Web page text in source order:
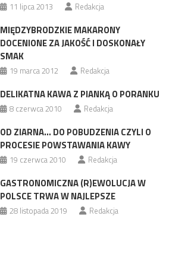
11 lipca 2013 Redakcja
MIĘDZYBRODZKIE MAKARONY
DOCENIONE ZA JAKOŚĆ I DOSKONAŁY
SMAK
19 marca 2012 Redakcja
DELIKATNA KAWA Z PIANKĄ O PORANKU
8 czerwca 2010 Redakcja
OD ZIARNA… DO POBUDZENIA CZYLI O
PROCESIE POWSTAWANIA KAWY
19 czerwca 2010 Redakcja
GASTRONOMICZNA (R)EWOLUCJA W
POLSCE TRWA W NAJLEPSZE
28 listopada 2019 Redakcja